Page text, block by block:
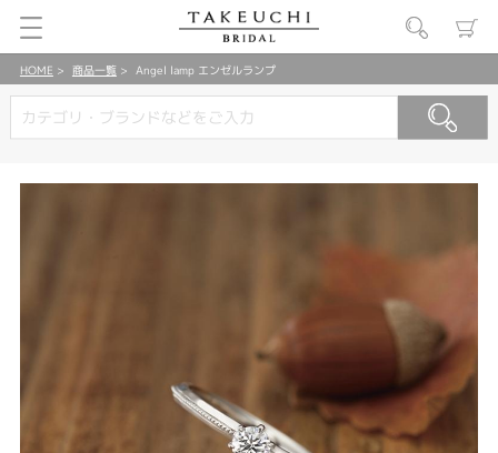
HOME 商品一覧 Angel lamp エンゼルランプ